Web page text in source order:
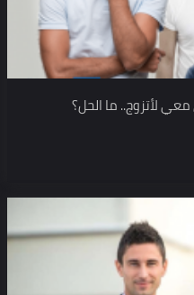
لأتزوج.. ما الحل؟